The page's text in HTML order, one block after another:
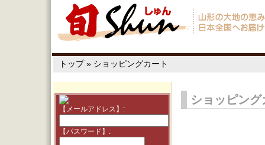
トップ» ショッピングカート
【メールアドレス】:
【パスワード】:
ショッピング